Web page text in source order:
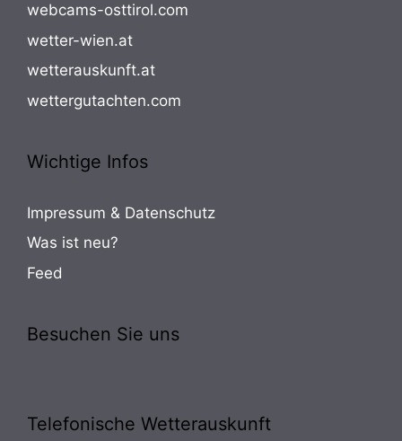
webcams-osttirol.com
wetter-wien.at
wetterauskunft.at
wettergutachten.com
Wichtige Infos
Impressum & Datenschutz
Was ist neu?
Feed
Besuchen Sie uns
Telefonische Wetterauskunft